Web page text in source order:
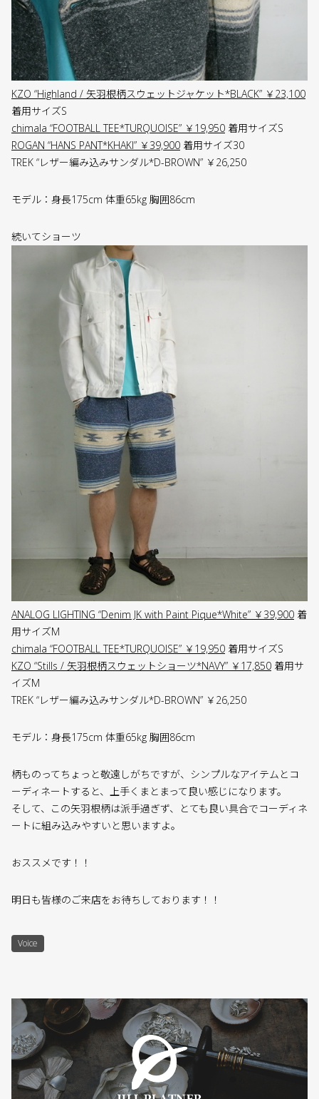
KZO “Highland / 矢羽根柄スウェットジャケット*BLACK” ￥23,100
着用サイズS
chimala “FOOTBALL TEE*TURQUOISE” ￥19,950 着用サイズS
ROGAN “HANS PANT*KHAKI” ￥39,900 着用サイズ30
TREK “レザー編み込みサンダル*D-BROWN” ￥26,250
モデル：身長175cm 体重65kg 胸囲86cm
続いてショーツ
ANALOG LIGHTING “Denim JK with Paint Pique*White” ￥39,900 着
用サイズM
chimala “FOOTBALL TEE*TURQUOISE” ￥19,950 着用サイズS
KZO “Stills / 矢羽根柄スウェットショーツ*NAVY” ￥17,850 着用サ
イズM
TREK “レザー編み込みサンダル*D-BROWN” ￥26,250
モデル：身長175cm 体重65kg 胸囲86cm
柄ものってちょっと敬遠しがちですが、シンプルなアイテムとコ
ーディネートすると、上手くまとまって良い感じになります。
そして、この矢羽根柄は派手過ぎず、とても良い具合でコーディネ
ートに組み込みやすいと思いますよ。
おススメです！！
明日も皆様のご来店をお待ちしております！！
Voice